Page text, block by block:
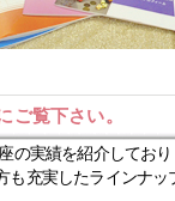
ご覧下さい。
の実績を紹介してお
も充実したラインナッ